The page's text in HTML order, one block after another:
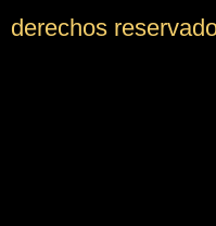
derechos